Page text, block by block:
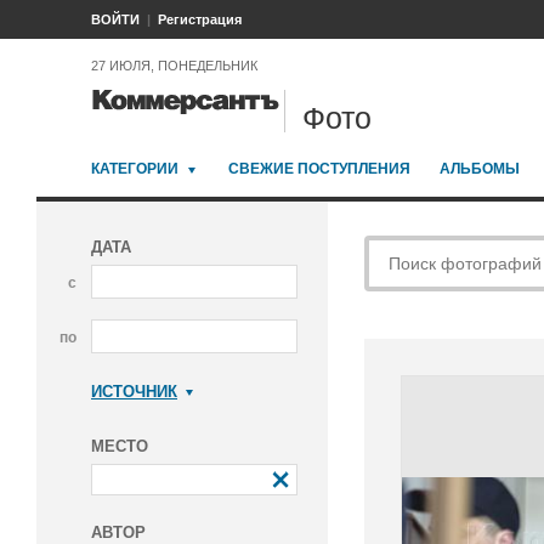
ВОЙТИ Регистрация
27 ИЮЛЯ, ПОНЕДЕЛЬНИК
Фото
КАТЕГОРИИ СВЕЖИЕ ПОСТУПЛЕНИЯ АЛЬБОМЫ
ДАТА
с
по
ИСТОЧНИК
МЕСТО
АВТОР